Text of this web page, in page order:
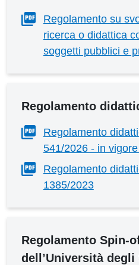
Regolamento su
ricerca o didattica
soggetti pubblici e
Regolamento
Regolamento
541/2026 - in
Regolamento
1385/2023
Regolamento Spin-
dell’Università